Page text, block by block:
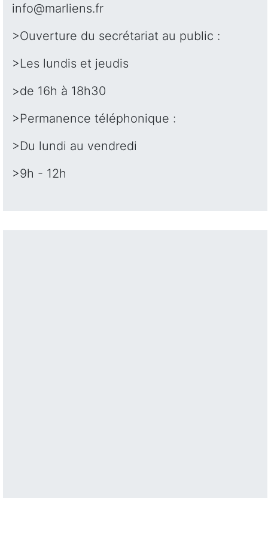
info@marliens.fr
>Ouverture du secrétariat au public :
>Les lundis et jeudis
>de 16h à 18h30
>Permanence téléphonique :
>Du lundi au vendredi
>9h - 12h